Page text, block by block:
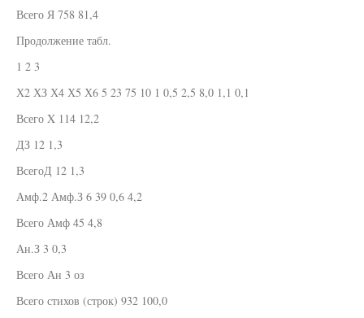
Всего Я 758 81,4
Продолжение табл.
1 2 3
Х2 ХЗ Х4 Х5 Х6 5 23 75 10 1 0,5 2,5 8,0 1,1 0,1
Всего X 114 12,2
ДЗ 12 1,3
ВсегоД 12 1,3
Амф.2 Амф.З 6 39 0,6 4,2
Всего Амф 45 4,8
Ан.З 3 0,3
Всего Ан 3 оз
Всего стихов (строк) 932 100,0